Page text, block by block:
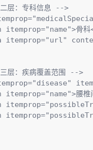
层：专科信息 -->
itemprop="name">骨
itemprop="url"
层：疾病覆盖范围 -->
itemprop="name">腰椎